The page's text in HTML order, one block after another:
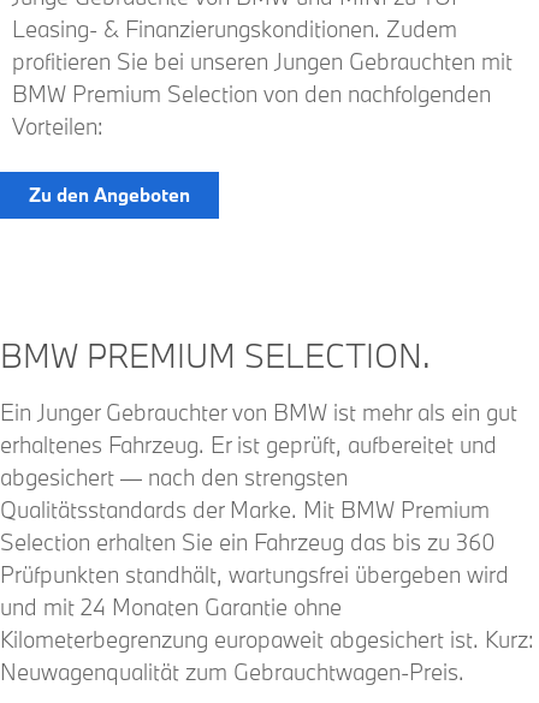
Leasing- & Finanzierungskonditionen. Zudem
profitieren Sie bei unseren Jungen Gebrauchten mit
BMW Premium Selection von den nachfolgenden
Vorteilen:
Zu den Angeboten
BMW PREMIUM SELECTION.
Ein Junger Gebrauchter von BMW ist mehr als ein gut
erhaltenes Fahrzeug. Er ist geprüft, aufbereitet und
abgesichert — nach den strengsten
Qualitätsstandards der Marke. Mit BMW Premium
Selection erhalten Sie ein Fahrzeug das bis zu 360
Prüfpunkten standhält, wartungsfrei übergeben wird
und mit 24 Monaten Garantie ohne
Kilometerbegrenzung europaweit abgesichert ist. Kurz:
Neuwagenqualität zum Gebrauchtwagen-Preis.